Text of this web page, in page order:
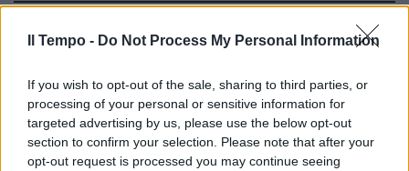
Il Tempo - Do Not Process My Personal Information
If you wish to opt-out of the sale, sharing to third parties, or
processing of your personal or sensitive information for
targeted advertising by us, please use the below opt-out
section to confirm your selection. Please note that after your
opt-out request is processed you may continue seeing
Folle inseguimento a Milano:
piena di coca
15/04/2026
MILANO